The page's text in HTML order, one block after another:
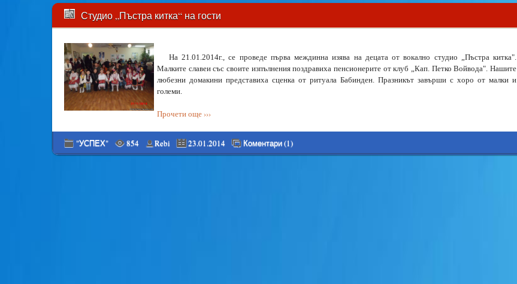
Студио „Пъстра китка“ на гости
На 21.01.2014г., се проведе първа междинна изява на децата от вокално студио „Пъстра китка".
Малките славеи със своите изпълнения поздравиха пенсионерите от клуб „Кап. Петко Войвода". Нашите
любезни домакини представиха сценка от ритуала Бабинден. Празникът завърши с хоро от малки и
големи.
Прочети още ›››
"УСПЕХ" 854 Rebi 23.01.2014 Коментари (1)